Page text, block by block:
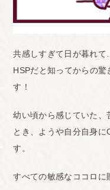
共感しすぎて日が暮れて
HSPだと知ってからの驚
す！
幼い頃から感じていた、
とき、ようや自分自身に
す。
すべての敏感なココロに